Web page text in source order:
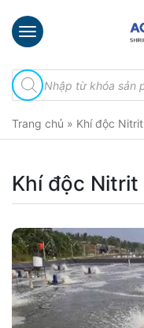
×
chủ
thiệu
phẩm
Đầu
Vi
Bọt
Khí
Ventek
Hướng
Tìm
kiếm
sản
Trang chủ » Khí độc Nitrit
Khí độc Nitrit